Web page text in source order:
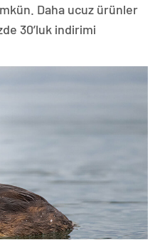
Daha ucuz ürünler
30’luk indirimi